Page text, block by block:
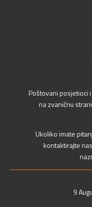
Poštovani posjetioci
na zvaničnu
Ukoliko imate
kontaktirajte
9